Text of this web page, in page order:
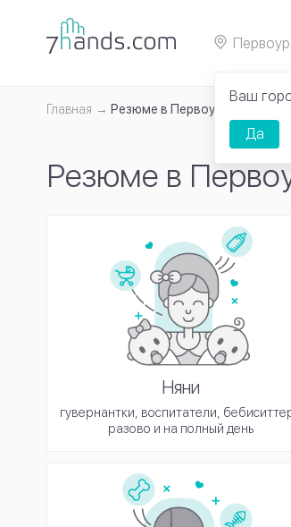
Главная Резюме в Первоуральске
Резюме в
Няни
гувернантки, воспитатели,
разово и на полный день
Ваш
Да